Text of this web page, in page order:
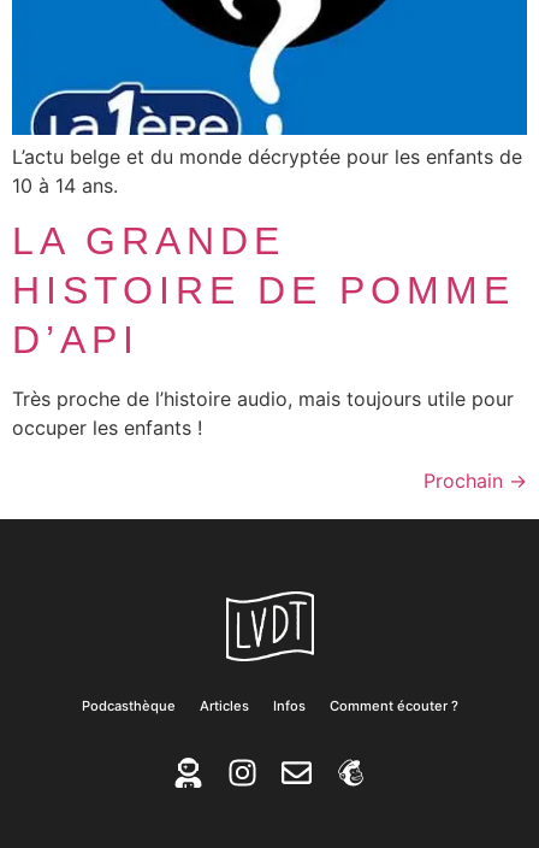
L’actu belge et du monde décryptée pour les enfants de
10 à 14 ans.
LA GRANDE
HISTOIRE DE POMME
D’API
Très proche de l’histoire audio, mais toujours utile pour
occuper les enfants !
Prochain →
Podcasthèque Articles Infos Comment écouter ?